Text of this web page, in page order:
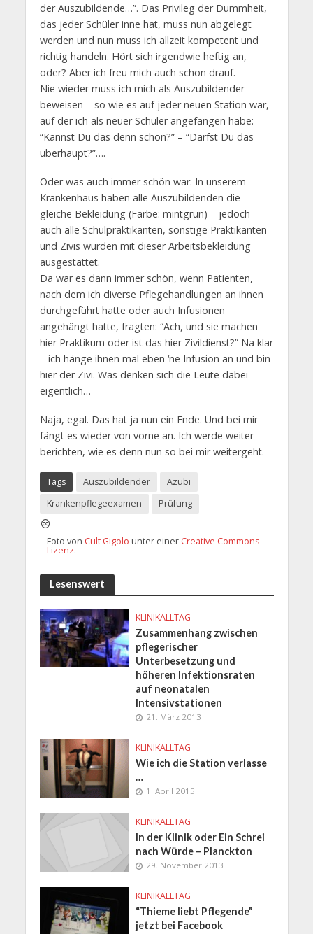
der Auszubildende…”. Das Privileg der Dummheit,
das jeder Schüler inne hat, muss nun abgelegt
werden und nun muss ich allzeit kompetent und
richtig handeln. Hört sich irgendwie heftig an,
oder? Aber ich freu mich auch schon drauf.
Nie wieder muss ich mich als Auszubildender
beweisen – so wie es auf jeder neuen Station war,
auf der ich als neuer Schüler angefangen habe:
“Kannst Du das denn schon?” – “Darfst Du das
überhaupt?”….
Oder was auch immer schön war: In unserem
Krankenhaus haben alle Auszubildenden die
gleiche Bekleidung (Farbe: mintgrün) – jedoch
auch alle Schulpraktikanten, sonstige Praktikanten
und Zivis wurden mit dieser Arbeitsbekleidung
ausgestattet.
Da war es dann immer schön, wenn Patienten,
nach dem ich diverse Pflegehandlungen an ihnen
durchgeführt hatte oder auch Infusionen
angehängt hatte, fragten: “Ach, und sie machen
hier Praktikum oder ist das hier Zivildienst?” Na klar
– ich hänge ihnen mal eben ‘ne Infusion an und bin
hier der Zivi. Was denken sich die Leute dabei
eigentlich…
Naja, egal. Das hat ja nun ein Ende. Und bei mir
fängt es wieder von vorne an. Ich werde weiter
berichten, wie es denn nun so bei mir weitergeht.
Tags Auszubildender
Azubi
Krankenpflegeexamen
Prüfung
Foto von Cult Gigolo unter einer Creative Commons
Lizenz.
Lesenswert
KLINIKALLTAG
Zusammenhang zwischen
pflegerischer
Unterbesetzung und
höheren Infektionsraten
auf neonatalen
Intensivstationen
21. März 2013
KLINIKALLTAG
Wie ich die Station verlasse
…
1. April 2015
KLINIKALLTAG
In der Klinik oder Ein Schrei
nach Würde – Planckton
29. November 2013
KLINIKALLTAG
“Thieme liebt Pflegende”
jetzt bei Facebook